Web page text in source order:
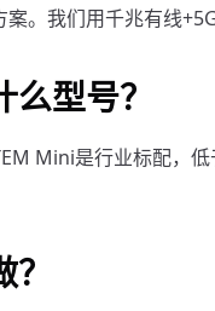
。我们用千兆有线
型号？
Mini是行业标配，